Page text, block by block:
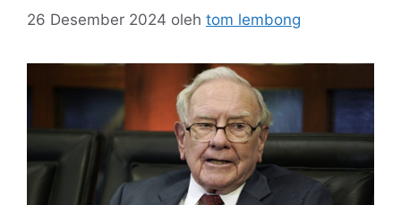
26 Desember 2024 oleh tom lembong